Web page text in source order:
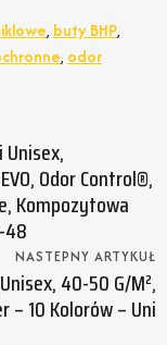
, buty BHP,
, odor
Unisex,
Odor Control®,
Kompozytowa
48
NASTEPNY ARTYKUŁ
40-50 G/m²,
– 10 Kolorów – Uni